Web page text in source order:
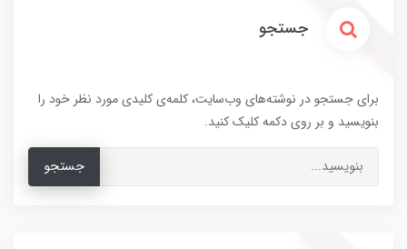
جستجو
برای جستجو در نوشته‌های وب‌سایت، کلمه‌ی کلیدی مورد نظر خود را
بنویسید و بر روی دکمه کلیک کنید.
جستجو